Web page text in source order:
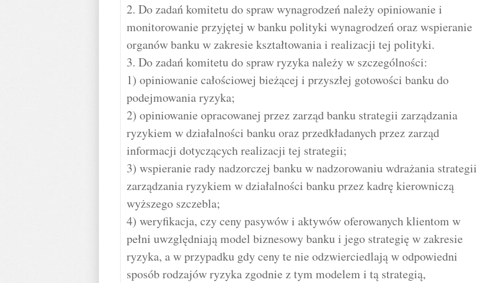
2. Do zadań komitetu do spraw wynagrodzeń należy opiniowanie i
monitorowanie przyjętej w banku polityki wynagrodzeń oraz wspieranie
organów banku w zakresie kształtowania i realizacji tej polityki.
3. Do zadań komitetu do spraw ryzyka należy w szczególności:
1) opiniowanie całościowej bieżącej i przyszłej gotowości banku do
podejmowania ryzyka;
2) opiniowanie opracowanej przez zarząd banku strategii zarządzania
ryzykiem w działalności banku oraz przedkładanych przez zarząd
informacji dotyczących realizacji tej strategii;
3) wspieranie rady nadzorczej banku w nadzorowaniu wdrażania strategii
zarządzania ryzykiem w działalności banku przez kadrę kierowniczą
wyższego szczebla;
4) weryfikacja, czy ceny pasywów i aktywów oferowanych klientom w
pełni uwzględniają model biznesowy banku i jego strategię w zakresie
ryzyka, a w przypadku gdy ceny te nie odzwierciedlają w odpowiedni
sposób rodzajów ryzyka zgodnie z tym modelem i tą strategią,